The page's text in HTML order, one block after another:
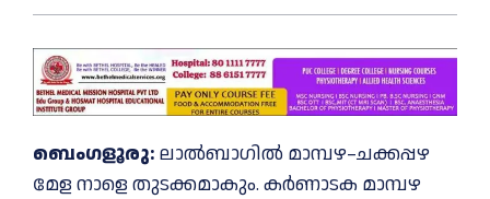
ബെംഗളൂരു: ലാൽബാഗിൽ മാമ്പഴ–ചക്കപ്പഴ
മേള നാളെ തുടക്കമാകും. കർണാടക മാമ്പഴ